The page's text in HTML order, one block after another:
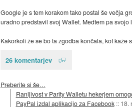
Google je s tem korakom tako postal še večja
uradno predstavil svoj Wallet. Medtem pa
Kakorkoli že se bo ta zgodba končala, kot
26 komentarjev
Preberite si še…
Ranljivost v Parity Walletu hekerjem
PayPal izdal aplikacijo za Facebook :: 18.